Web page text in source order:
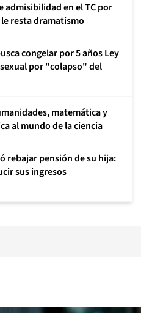
admisibilidad en el TC por
resta dramatismo
congelar por 5 años Ley
por "colapso" del
matemática y
al mundo de la ciencia
rebajar pensión de su hija:
sus ingresos